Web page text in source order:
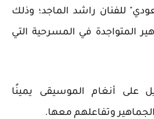
للفنان راشد الماجد؛ وذلك
المتواجدة في المسرحية التي
على أنغام الموسيقى يمينًا
وتفاعلهم معها.